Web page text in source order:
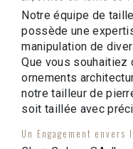
Notre équipe de
possède une
manipulation de
Que vous souhaitiez
ornements
notre tailleur de
soit taillée avec
Un Engagement envers